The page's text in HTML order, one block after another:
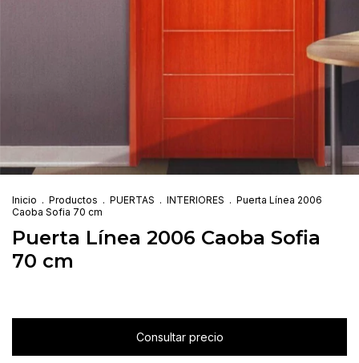
Inicio . Productos . PUERTAS . INTERIORES . Puerta Línea 2006
Caoba Sofia 70 cm
Puerta Línea 2006 Caoba Sofia
70 cm